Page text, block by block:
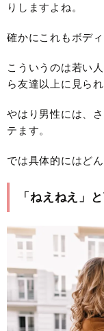
りしますよね。
確かにこれもボデ
こういうのは若い
ら友達以上に見ら
やはり男性には、
テます。
では具体的にはど
「ねえねえ」